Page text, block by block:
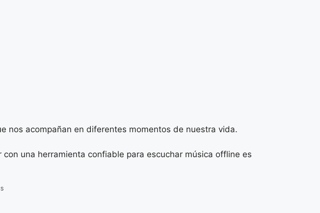
nos acompañan en diferentes momentos de nuestra vida.
una herramienta confiable para escuchar música offline es